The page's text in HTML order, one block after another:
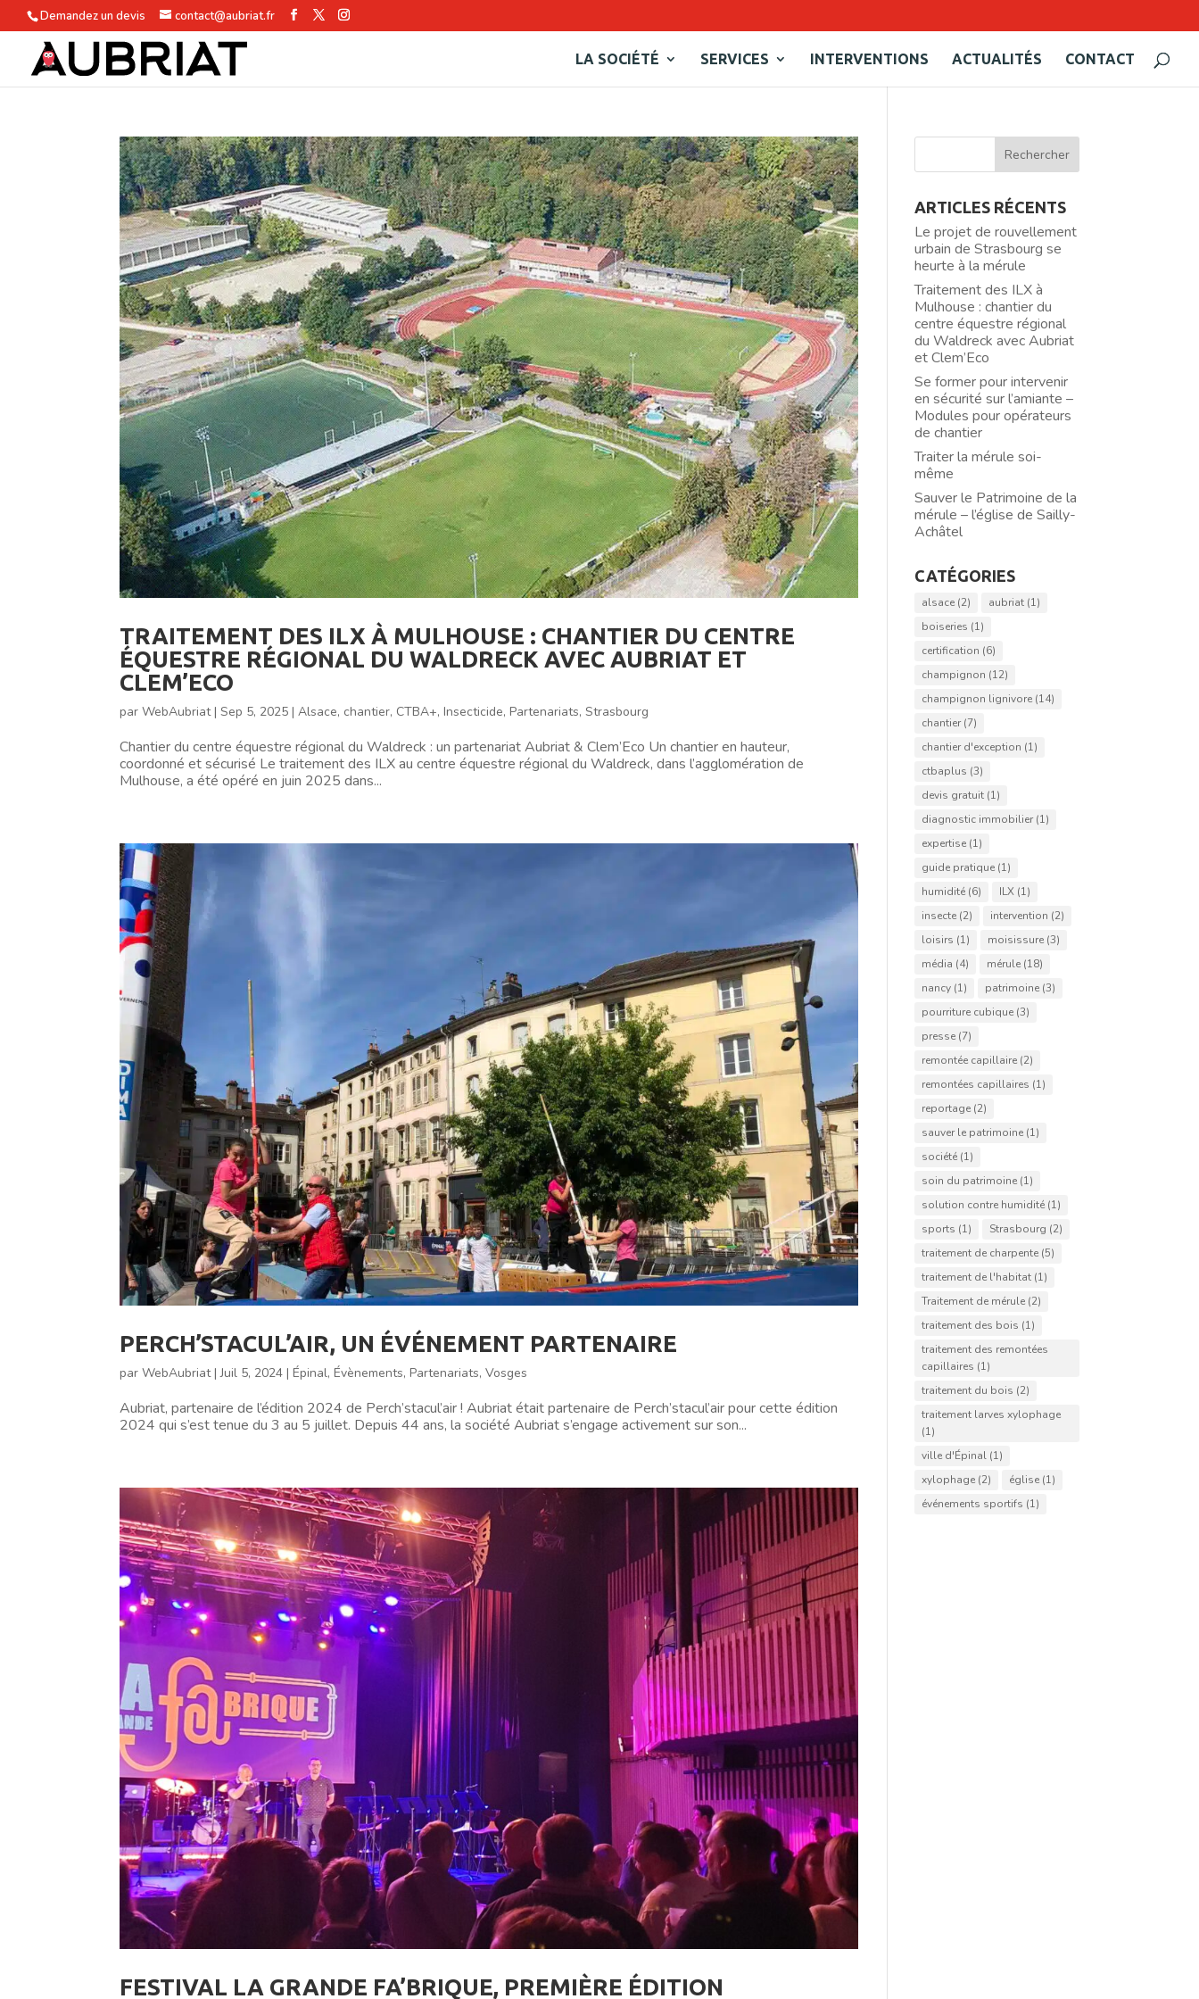
Demandez un devis contact@aubriat.fr
LA SOCIÉTÉ SERVICES INTERVENTIONS ACTUALITÉS CONTACT
TRAITEMENT DES ILX À MULHOUSE : CHANTIER DU CENTRE
ÉQUESTRE RÉGIONAL DU WALDRECK AVEC AUBRIAT ET
CLEM’ECO
parWebAubriat|Sep 5, 2025 |Alsace, chantier, CTBA+,Insecticide,Partenariats,Strasbourg
Chantier du centre équestre régional du Waldreck : un partenariat Aubriat & Clem’Eco Un chantier en hauteur,
coordonné et sécurisé Le traitement des ILX au centre équestre régional du Waldreck, dans l’agglomération de
Mulhouse, a été opéré en juin 2025 dans...
PERCH’STACUL’AIR, UN ÉVÉNEMENT PARTENAIRE
parWebAubriat|Juil 5, 2024 |Épinal,Évènements,Partenariats,Vosges
Aubriat, partenaire de l’édition 2024 de Perch’stacul’air ! Aubriat était partenaire de Perch’stacul’air pour cette édition
2024 qui s’est tenue du 3 au 5 juillet. Depuis 44 ans, la société Aubriat s’engage activement sur son...
FESTIVAL LA GRANDE FA’BRIQUE, PREMIÈRE ÉDITION
ARTICLES RÉCENTS
Le projet de rouvellement
urbain de Strasbourg se
heurte à la mérule
Traitement des ILX à
Mulhouse : chantier du
centre équestre régional
du Waldreck avec Aubriat
et Clem’Eco
Se former pour intervenir
en sécurité sur l’amiante –
Modules pour opérateurs
de chantier
Traiter la mérule soi-
même
Sauver le Patrimoine de la
mérule – l’église de Sailly-
Achâtel
CATÉGORIES
alsace(2) aubriat(1)
boiseries (1)
certification (6)
champignon (12)
champignon lignivore(14)
chantier(7)
chantier d'exception (1)
ctbaplus (3)
devis gratuit(1)
diagnostic immobilier(1)
expertise(1)
guide pratique(1)
humidité(6) ILX(1)
insecte(2) intervention (2)
loisirs (1) moisissure(3)
média (4) mérule(18)
nancy(1) patrimoine(3)
pourriture cubique(3)
presse(7)
remontée capillaire(2)
remontées capillaires (1)
reportage(2)
sauver le patrimoine(1)
société(1)
soin du patrimoine(1)
solution contre humidité(1)
sports (1) Strasbourg (2)
traitement de charpente(5)
traitement de l'habitat(1)
Traitement de mérule(2)
traitement des bois (1)
traitement des remontées
capillaires (1)
traitement du bois (2)
traitement larves xylophage
(1)
ville d'Épinal(1)
xylophage(2) église(1)
événements sportifs (1)